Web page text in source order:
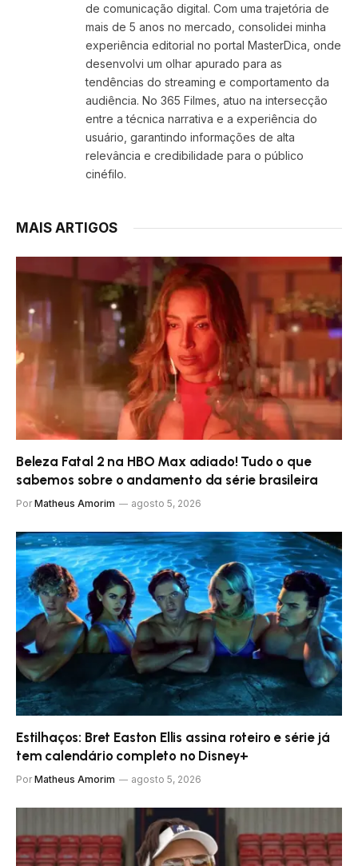
de comunicação digital. Com uma trajetória de
mais de 5 anos no mercado, consolidei minha
experiência editorial no portal MasterDica, onde
desenvolvi um olhar apurado para as
tendências do streaming e comportamento da
audiência. No 365 Filmes, atuo na intersecção
entre a técnica narrativa e a experiência do
usuário, garantindo informações de alta
relevância e credibilidade para o público
cinéfilo.
MAIS ARTIGOS
Beleza Fatal 2 na HBO Max adiado! Tudo o que
sabemos sobre o andamento da série brasileira
Por Matheus Amorim agosto 5, 2026
Estilhaços: Bret Easton Ellis assina roteiro e série já
tem calendário completo no Disney+
Por Matheus Amorim agosto 5, 2026